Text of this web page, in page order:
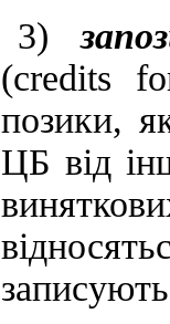
3)
(credits
позики,
ЦБ від